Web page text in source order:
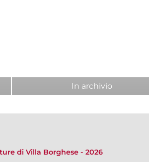
In archivio
di Villa Borghese - 2026